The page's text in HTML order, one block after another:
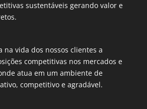
sustentáveis gerando valor e
na vida dos nossos clientes a
competitivas nos mercados e
atua em um ambiente de
competitivo e agradável.